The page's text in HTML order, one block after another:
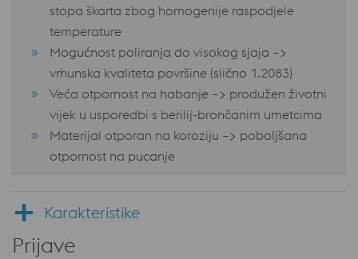
stopa škarta zbog homogenije raspodjele
temperature
Mogućnost poliranja do visokog sjaja –>
vrhunska kvaliteta površine (slično 1.2083)
Veća otpornost na habanje –> produžen životni
vijek u usporedbi s berilij-brončanim umetcima
Materijal otporan na koroziju –> poboljšana
otpornost na pucanje
Karakteristike
Prijave